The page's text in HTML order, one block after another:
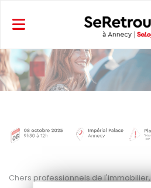
Chers professionnels de l'immobilier,